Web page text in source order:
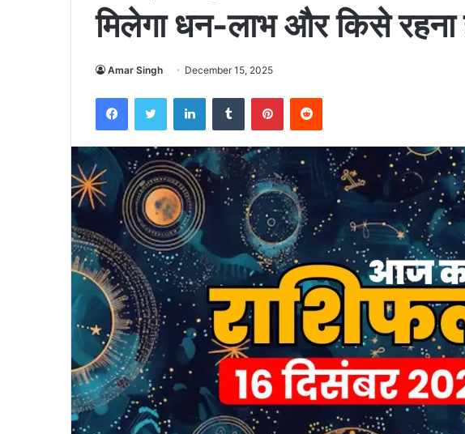
मिलेगा धन-लाभ और किसे रहना
Amar Singh December 15, 2025